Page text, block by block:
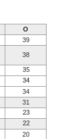
О
39
38
35
34
34
31
23
22
20